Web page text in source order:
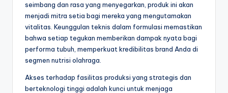
seimbang dan rasa yang menyegarkan, produk ini akan
menjadi mitra setia bagi mereka yang mengutamakan
vitalitas. Keunggulan teknis dalam formulasi memastikan
bahwa setiap tegukan memberikan dampak nyata bagi
performa tubuh, memperkuat kredibilitas brand Anda di
segmen nutrisi olahraga.
Akses terhadap fasilitas produksi yang strategis dan
berteknologi tinggi adalah kunci untuk menjaga